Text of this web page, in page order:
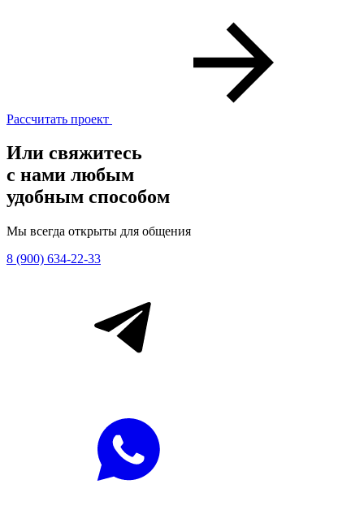
Рассчитать проект
Или свяжитесь
с нами любым
удобным способом
Мы всегда открыты для общения
8 (900) 634-22-33